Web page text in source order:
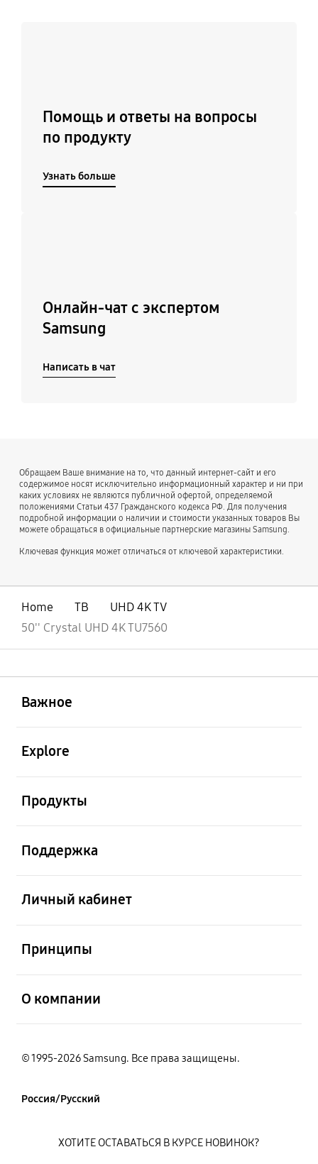
Помощь и ответы на вопросы
по продукту
Узнать больше
Онлайн-чат с экспертом
Samsung
Написать в чат
Обращаем Ваше внимание на то, что данный интернет-сайт и его
содержимое носят исключительно информационный характер и ни при
каких условиях не являются публичной офертой, определяемой
положениями Статьи 437 Гражданского кодекса РФ. Для получения
подробной информации о наличии и стоимости указанных товаров Вы
можете обращаться в официальные партнерские магазины Samsung.
Ключевая функция может отличаться от ключевой характеристики.
Home ТВ
UHD 4K TV
50'' Crystal UHD 4K TU7560
Важное
Explore
Продукты
Поддержка
Личный кабинет
Принципы
О компании
© 1995-2026 Samsung. Все права защищены.
Россия/Русский
ХОТИТЕ ОСТАВАТЬСЯ В КУРСЕ НОВИНОК?